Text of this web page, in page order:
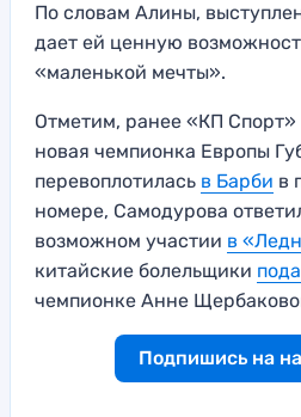
По словам Алины,
дает ей ценную
«маленькой мечты».
Отметим, ранее «КП Спорт»
новая чемпионка Европы
перевоплотилась в Барби в
номере, Самодурова
возможном участии в
китайские болельщики
чемпионке Анне
Подпишись на